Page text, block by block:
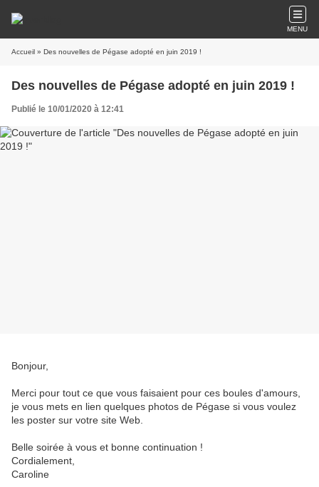
MENU
Accueil » Des nouvelles de Pégase adopté en juin 2019 !
Des nouvelles de Pégase adopté en juin 2019 !
Publié le 10/01/2020 à 12:41
Bonjour,
Merci pour tout ce que vous faisaient pour ces boules d'amours,
je vous mets en lien quelques photos de Pégase si vous voulez
les poster sur votre site Web.
Belle soirée à vous et bonne continuation !
Cordialement,
Caroline